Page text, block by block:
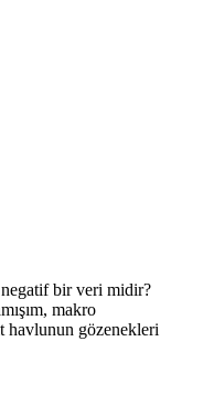
bir veri midir?
makro
havlunun gözenekleri